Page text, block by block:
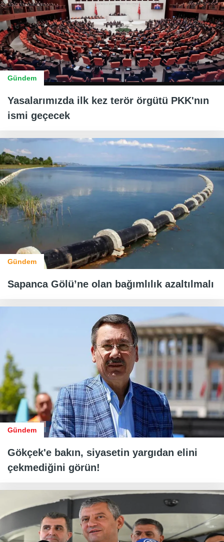
Gündem
Yasalarımızda ilk kez terör örgütü PKK'nın
ismi geçecek
Gündem
Sapanca Gölü’ne olan bağımlılık azaltılmalı
Gündem
Gökçek'e bakın, siyasetin yargıdan elini
çekmediğini görün!